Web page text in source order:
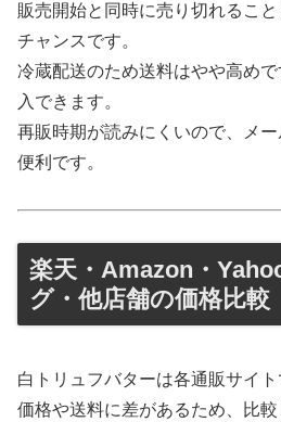
販売開始と同時に売り切れるこ
チャンスです。
冷蔵配送のため送料はやや高め
入できます。
再販時期が読みにくいので、メ
便利です。
楽天・Amazon・
グ・他店舗の価格比較
白トリュフバターは各通販サイト
価格や送料に差があるため、比